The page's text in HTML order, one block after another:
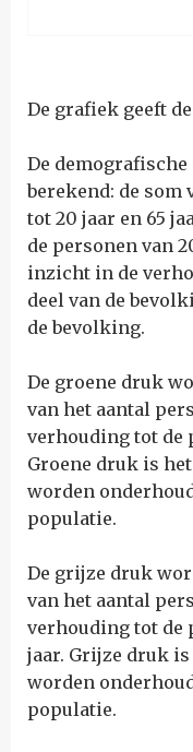
De grafiek geeft
De
berekend: de som
tot 20 jaar en 65
de personen van
inzicht in de
deel van de
de bevolking.
De groene druk
van het aantal
verhouding tot de
Groene druk is
worden
populatie.
De grijze druk
van het aantal
verhouding tot de
jaar. Grijze druk
worden
populatie.